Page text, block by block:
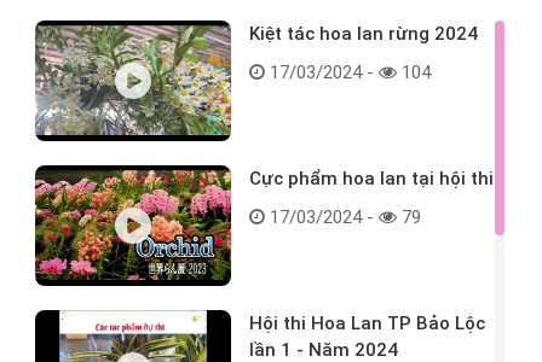
Kiệt tác hoa lan rừng 2024
17/03/2024 -
104
Cực phẩm hoa lan tại hội thi
17/03/2024 -
79
Hội thi Hoa Lan TP Bảo Lộc
lần 1 - Năm 2024